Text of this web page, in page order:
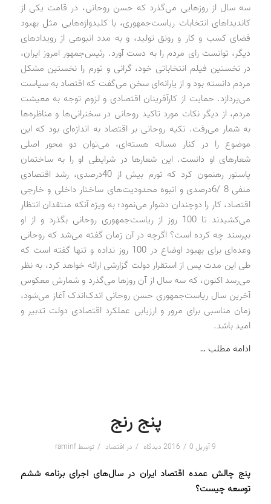
سه سال از روزهایی می‌گذرد که حسن روحانی، در قامت یکی از
کاندیداهای انتخابات ریاست‌جمهوری، با کلیدواژه‌هایی مثل بهبود
فضای کسب و کار و رونق تولید، و به مدد انبوهی از رویدادهای
دیگر، توانست رای مردم را به دست آورد. رئیس‌جمهور امروز ایران،
در نخستین فیلم انتخاباتی خود، گرانی و تورم را نخستین مشکل
مردم دانسته بود و از یارانه‌ای سخن می‌گفت که اقتصاد به سیاست
می‌پردازد. حمایت از کارآفرینان اقتصادی و لزوم توجه به معیشت
مردم، از دیگر نکات مورد تاکید روحانی در سخنرانی‌ها و مناظره‌ها
به شمار می‌رفت. تکیه روحانی بر اقتصاد به اندازه‌ای بود که این
موضوع را در کنار مساله هسته‌ای، می‌توان دو محور اصلی
شعارهای او دانست. این شعارها در شرایطی او را به ساختمان
پاستور رهنمون کرد که تورم بیش از 40‌درصدی، رشد اقتصادی
منفی 8 /6‌درصدی و انبوه محدودیت‌های ساختار داخلی و خارجی
اقتصاد، کار را دوچندان دشوار می‌نمود؛ به ویژه آنکه منتقدان انتظار
می‌کشیدند تا 100 روز از ریاست‌جمهوری روحانی بگذرد و از او
بپرسند چه کرده است؟ اگرچه در آن زمان گفته می‌شد که روحانی
وعده‌ای برای بهبود اوضاع در 100 روز نداده و تنها گفته است که
طی این مدت پس از استقرار دولت گزارشی ارائه خواهد کرد، به نظر
می‌رسد اکنون، که سه سال از آن روزها می‌گذرد و شمارش معکوس
آخرین سال ریاست‌جمهوری حسن روحانی اندک‌اندک آغاز می‌شود،
زمان مناسبی برای مرور و ارزیابی عملکرد اقتصادی دولت تدبیر و
امید باشد.
ادامه مطلب …
پنج رنج
9 آوریل 2016 / 0 دیدگاه / در اقتصاد / توسط raminf
پنج چالش عمده اقتصاد ایران در سال‌های اجرای برنامه ششم
توسعه چیست؟